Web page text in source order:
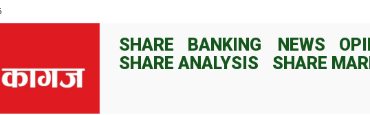
SHARE BANKING NEWS
SHARE ANALYSIS
SHARE